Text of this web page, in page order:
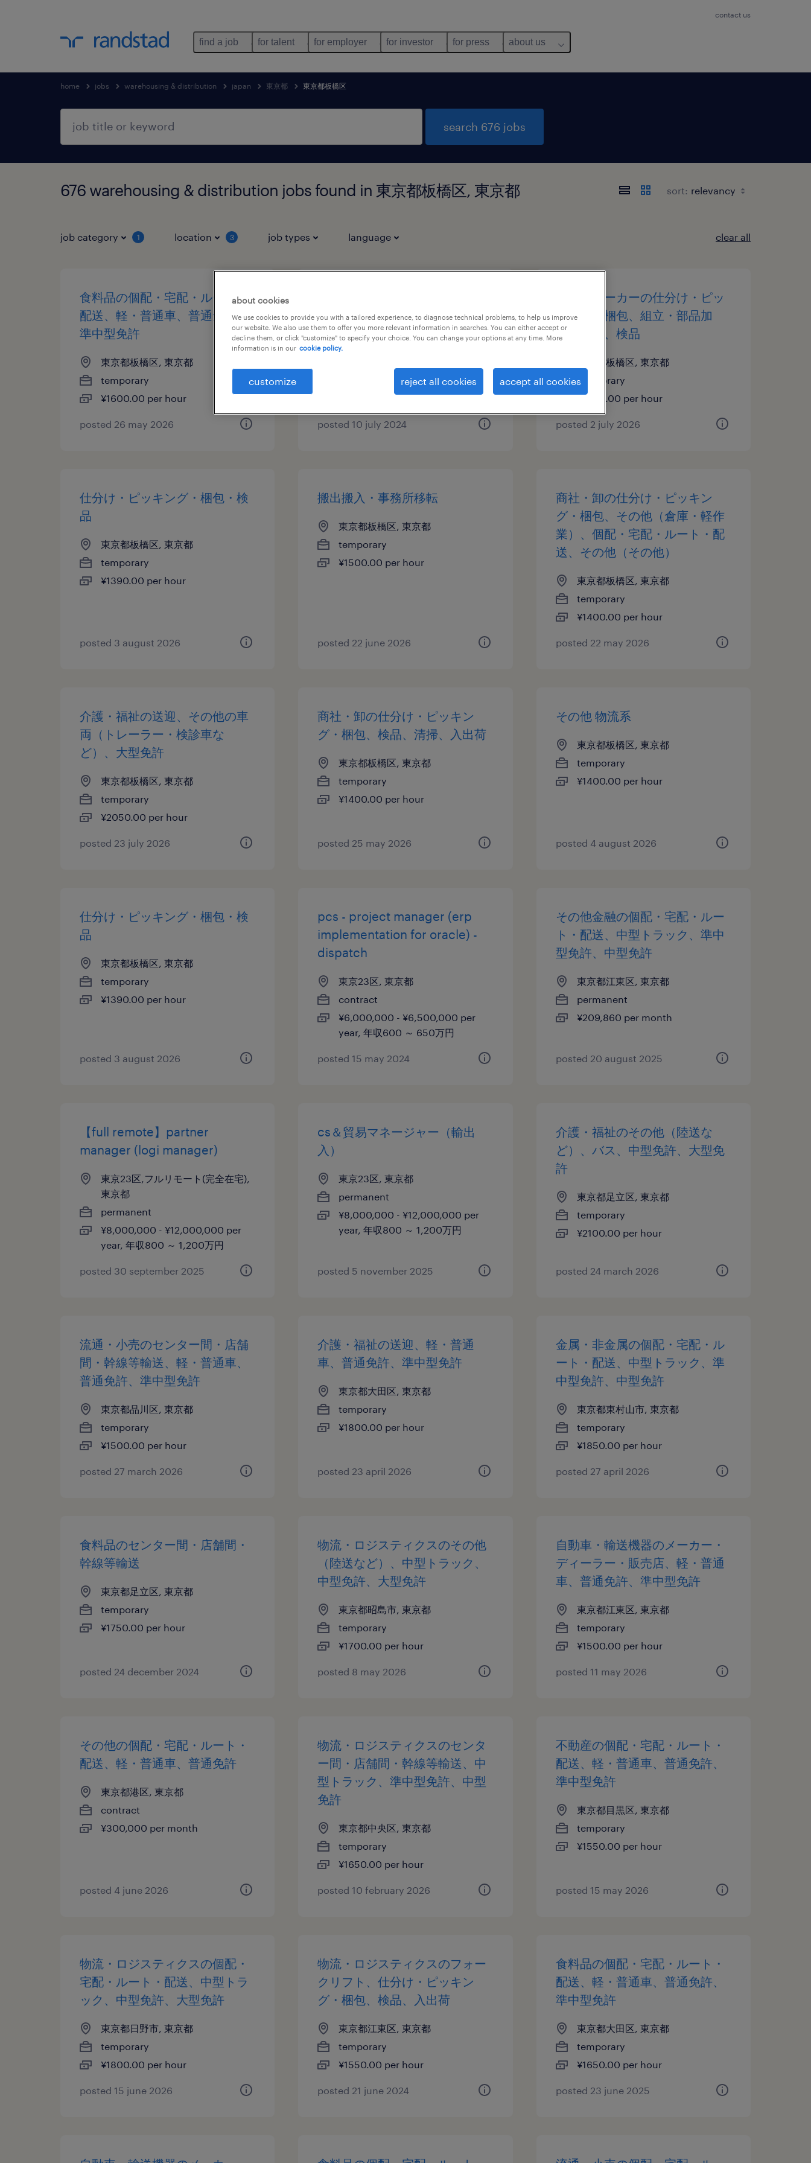
contact us
find a job for talent for employer for investor for press about us
home jobs warehousing & distribution japan 東京都 東京都板橋区
search 676 jobs
676 warehousing & distribution jobs found in 東京都板橋区, 東京都 sort:
job category 1 location 3 job types language clear all
食料品の個配・宅配・ルート・
配送、軽・普通車、普通免許、
準中型免許
東京都板橋区, 東京都
temporary
¥1600.00 per hour
posted 26 may 2026
ト・配送、中型トラック、準中
型免許、中型免許
¥1600.00 per hour
posted 10 july 2024
その他メーカーの仕分け・ピッ
キング・梱包、組立・部品加
工、検査、検品
東京都板橋区, 東京都
temporary
¥1600.00 per hour
posted 2 july 2026
仕分け・ピッキング・梱包・検
品
東京都板橋区, 東京都
temporary
¥1390.00 per hour
posted 3 august 2026
搬出搬入・事務所移転
東京都板橋区, 東京都
temporary
¥1500.00 per hour
posted 22 june 2026
商社・卸の仕分け・ピッキン
グ・梱包、その他（倉庫・軽作
業）、個配・宅配・ルート・配
送、その他（その他）
東京都板橋区, 東京都
temporary
¥1400.00 per hour
posted 22 may 2026
介護・福祉の送迎、その他の車
両（トレーラー・検診車な
ど）、大型免許
東京都板橋区, 東京都
temporary
¥2050.00 per hour
posted 23 july 2026
商社・卸の仕分け・ピッキン
グ・梱包、検品、清掃、入出荷
東京都板橋区, 東京都
temporary
¥1400.00 per hour
posted 25 may 2026
その他 物流系
東京都板橋区, 東京都
temporary
¥1400.00 per hour
posted 4 august 2026
仕分け・ピッキング・梱包・検
品
東京都板橋区, 東京都
temporary
¥1390.00 per hour
posted 3 august 2026
pcs - project manager (erp
implementation for oracle) -
dispatch
東京23区, 東京都
contract
¥6,000,000 - ¥6,500,000 per
year, 年収600 ～ 650万円
posted 15 may 2024
その他金融の個配・宅配・ルー
ト・配送、中型トラック、準中
型免許、中型免許
東京都江東区, 東京都
permanent
¥209,860 per month
posted 20 august 2025
【full remote】partner
manager (logi manager)
東京23区,フルリモート(完全在宅),
東京都
permanent
¥8,000,000 - ¥12,000,000 per
year, 年収800 ～ 1,200万円
posted 30 september 2025
cs＆貿易マネージャー（輸出
入）
東京23区, 東京都
permanent
¥8,000,000 - ¥12,000,000 per
year, 年収800 ～ 1,200万円
posted 5 november 2025
介護・福祉のその他（陸送な
ど）、バス、中型免許、大型免
許
東京都足立区, 東京都
temporary
¥2100.00 per hour
posted 24 march 2026
流通・小売のセンター間・店舗
間・幹線等輸送、軽・普通車、
普通免許、準中型免許
東京都品川区, 東京都
temporary
¥1500.00 per hour
posted 27 march 2026
介護・福祉の送迎、軽・普通
車、普通免許、準中型免許
東京都大田区, 東京都
temporary
¥1800.00 per hour
posted 23 april 2026
金属・非金属の個配・宅配・ル
ート・配送、中型トラック、準
中型免許、中型免許
東京都東村山市, 東京都
temporary
¥1850.00 per hour
posted 27 april 2026
食料品のセンター間・店舗間・
幹線等輸送
東京都足立区, 東京都
temporary
¥1750.00 per hour
posted 24 december 2024
物流・ロジスティクスのその他
（陸送など）、中型トラック、
中型免許、大型免許
東京都昭島市, 東京都
temporary
¥1700.00 per hour
posted 8 may 2026
自動車・輸送機器のメーカー・
ディーラー・販売店、軽・普通
車、普通免許、準中型免許
東京都江東区, 東京都
temporary
¥1500.00 per hour
posted 11 may 2026
その他の個配・宅配・ルート・
配送、軽・普通車、普通免許
東京都港区, 東京都
contract
¥300,000 per month
posted 4 june 2026
物流・ロジスティクスのセンタ
ー間・店舗間・幹線等輸送、中
型トラック、準中型免許、中型
免許
東京都中央区, 東京都
temporary
¥1650.00 per hour
posted 10 february 2026
不動産の個配・宅配・ルート・
配送、軽・普通車、普通免許、
準中型免許
東京都目黒区, 東京都
temporary
¥1550.00 per hour
posted 15 may 2026
物流・ロジスティクスの個配・
宅配・ルート・配送、中型トラ
ック、中型免許、大型免許
東京都日野市, 東京都
temporary
¥1800.00 per hour
posted 15 june 2026
物流・ロジスティクスのフォー
クリフト、仕分け・ピッキン
グ・梱包、検品、入出荷
東京都江東区, 東京都
temporary
¥1550.00 per hour
posted 21 june 2024
食料品の個配・宅配・ルート・
配送、軽・普通車、普通免許、
準中型免許
東京都大田区, 東京都
temporary
¥1650.00 per hour
posted 23 june 2025
about cookies
We use cookies to provide you with a tailored experience, to diagnose technical problems, to help us improve
our website. We also use them to offer you more relevant information in searches. You can either accept or
decline them, or click "customize" to specify your choice. You can change your options at any time. More
information is in our cookie policy.
customize reject all cookies accept all cookies